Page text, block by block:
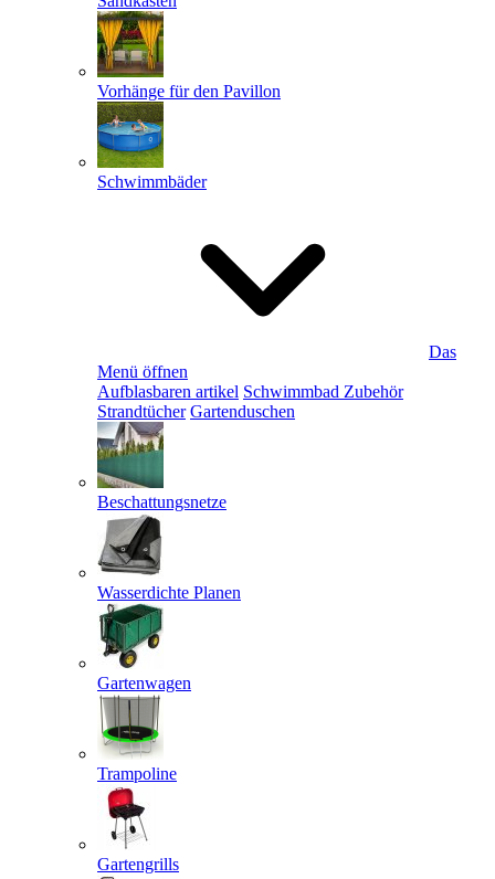
Vorhänge für den Pavillon
Schwimmbäder
Das
Menü öffnen
Aufblasbaren artikel Schwimmbad Zubehör
Strandtücher Gartenduschen
Beschattungsnetze
Wasserdichte Planen
Gartenwagen
Trampoline
Gartengrills